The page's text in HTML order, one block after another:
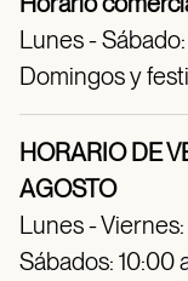
Lunes -
Domingos y
HORARIO DE
AGOSTO
Lunes -
Sábados: 10:00